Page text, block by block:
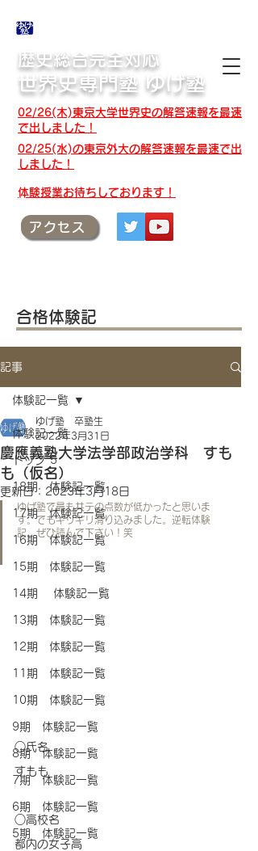
歴史総合完全対応
世界史専門塾 ゆげ塾
02/25(水)の東京外大の解答速報を最速で出
しました！
​体験授業お待ちしております！
アクセス
02/26(木)東京大学世界史の解答速報を最速
で出しました！
合格体験記
記事
体験記一覧
トップ 5
18期 体験記一覧
17期 体験記一覧
16期 体験記一覧
15期 体験記一覧
14期 体験記一覧
13期 体験記一覧
12期 体験記一覧
11期 体験記一覧
10期 体験記一覧
9期 体験記一覧
8期 体験記一覧
7期 体験記一覧
6期 体験記一覧
5期 体験記一覧
体験記一覧
慶應義塾大学法学部政治学科 すも
も（仮名）
ゆげ塾 卒塾生
2022年3月31日
更新日： 2023年3月18日
ゆげ塾で最も共テの点数が低かったと思いま
す。でもギリギリ滑り込みました。逆転体験
記、ぜひ読んで下さい！笑
○氏名
すもも
○高校名
都内の女子高